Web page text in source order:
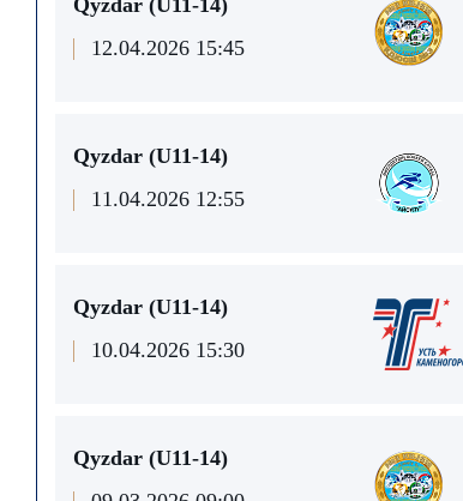
Qyzdar (U11-14)
12.04.2026 15:45
Qyzdar (U11-14)
11.04.2026 12:55
Qyzdar (U11-14)
10.04.2026 15:30
Qyzdar (U11-14)